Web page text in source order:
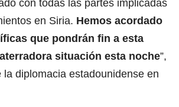
con todas las partes implicadas
en Siria. Hemos acordado
que pondrán fin a esta
situación esta noche”,
la diplomacia estadounidense en